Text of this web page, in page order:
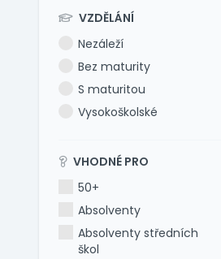
VZDĚLÁNÍ
Nezáleží
Bez maturity
S maturitou
Vysokoškolské
VHODNÉ PRO
50+
Absolventy
Absolventy středních
škol